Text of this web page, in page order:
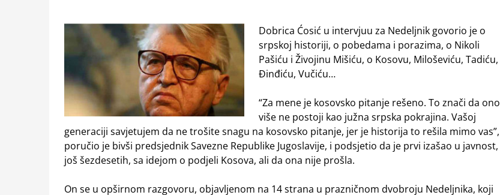
Dobrica Ćosić u intervjuu za Nedeljnik govorio je o
srpskoj historiji, o pobedama i porazima, o Nikoli
Pašiću i Živojinu Mišiću, o Kosovu, Miloševiću, Tadiću,
Đinđiću, Vučiću…
“Za mene je kosovsko pitanje rešeno. To znači da ono
više ne postoji kao južna srpska pokrajina. Vašoj
generaciji savjetujem da ne trošite snagu na kosovsko pitanje, jer je historija to rešila mimo vas”,
poručio je bivši predsjednik Savezne Republike Jugoslavije, i podsjetio da je prvi izašao u javnost,
još šezdesetih, sa idejom o podjeli Kosova, ali da ona nije prošla.
On se u opširnom razgovoru, objavljenom na 14 strana u prazničnom dvobroju Nedeljnika, koji